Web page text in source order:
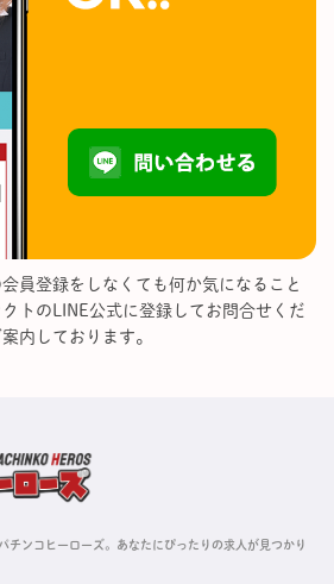
員登録をしなくても何か気になること
トのLINE公式に登録してお問合せくだ
内しております。
チンコヒーローズ。あなたにぴったりの求人が見つかり